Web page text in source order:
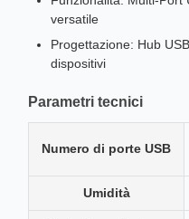
versatile
Progettazione: Hub
dispositivi
Parametri tecnici
Numero di porte USB
Umidità